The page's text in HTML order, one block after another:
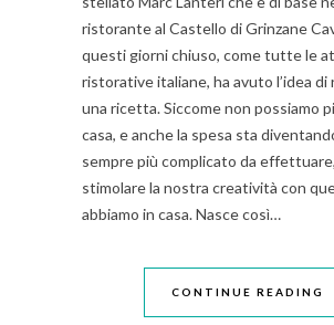
ristorante al Castello di Grinzane
questi giorni chiuso, come tutte le
ristorative italiane, ha avuto l’idea di
una ricetta. Siccome non possiamo
casa, e anche la spesa sta
sempre più complicato da
stimolare la nostra creatività con
abbiamo in casa. Nasce così…
CONTINUE READING